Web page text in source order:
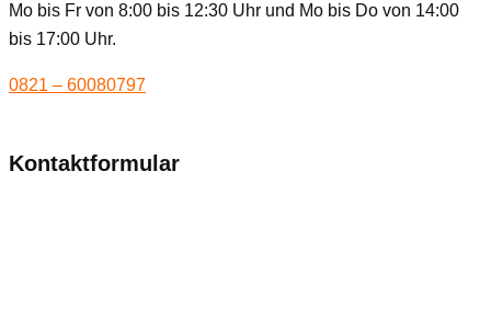
Mo bis Fr von 8:00 bis 12:30 Uhr und Mo bis Do von 14:00
bis 17:00 Uhr.
0821 – 60080797
Kontaktformular